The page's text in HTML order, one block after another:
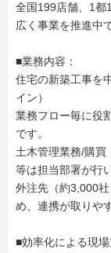
全国199店舗、1都
広く事業を推進中
■業務内容：
住宅の新築工事を
イン）
業務フロー毎に役
です。
土木管理業務/購買
等は担当部署が行
外注先（約3,000
め、連携が取りや
■効率化による現場